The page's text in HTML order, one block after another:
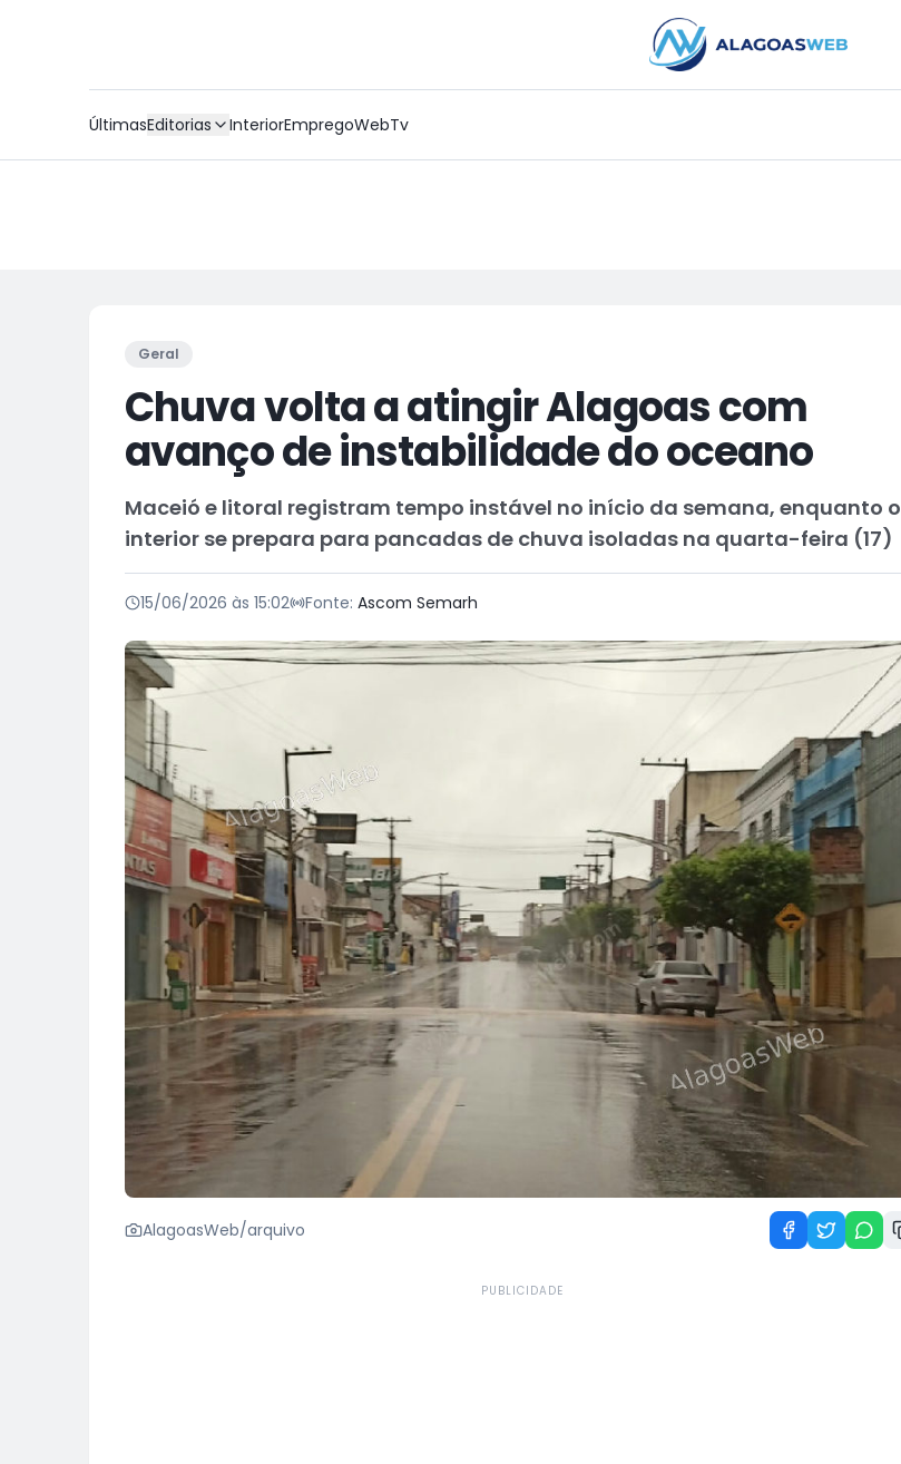
ÚltimasEditorias InteriorEmpregoWebTv
PUBLICIDADE
Geral
Chuva volta a atingir Alagoas com
avanço de instabilidade do oceano
Maceió e litoral registram tempo instável no início da semana, enquanto o
interior se prepara para pancadas de chuva isoladas na quarta-feira (17)
15/06/2026 às 15:02 Fonte: Ascom Semarh
AlagoasWeb/arquivo
PUBLICIDADE